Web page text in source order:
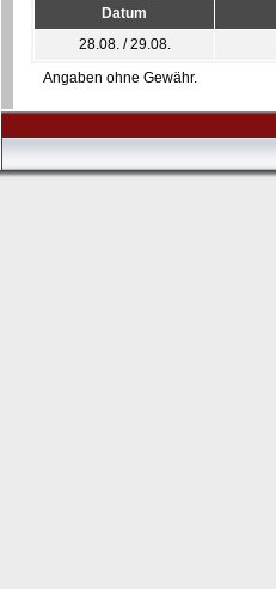
Datum
28.08. / 29.08.
Angaben ohne Gewähr.